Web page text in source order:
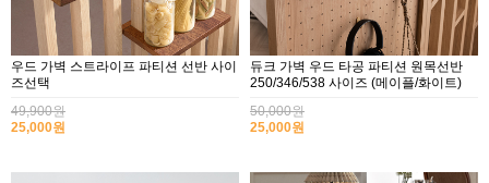
우드 가벽 스트라이프 파티션 선반 사이
즈선택
49,900원
25,000원
듀크 가벽 우드 타공 파티션 원목선반
250/346/538 사이즈 (메이플/화이트)
50,000원
25,000원